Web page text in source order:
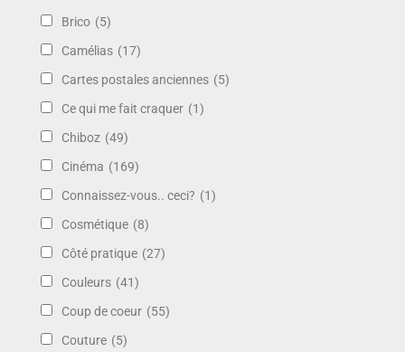
Brico (5)
Camélias (17)
Cartes postales anciennes (5)
Ce qui me fait craquer (1)
Chiboz (49)
Cinéma (169)
Connaissez-vous.. ceci? (1)
Cosmétique (8)
Côté pratique (27)
Couleurs (41)
Coup de coeur (55)
Couture (5)